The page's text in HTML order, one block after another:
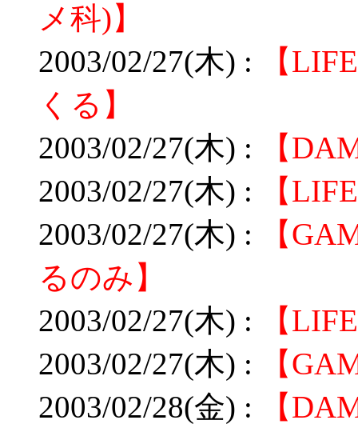
メ科)】
2003/02/27(木) :
【
くる】
2003/02/27(木) :
【
2003/02/27(木) :
【
2003/02/27(木) :
【
るのみ】
2003/02/27(木) :
【
2003/02/27(木) :
【
2003/02/28(金) :
【